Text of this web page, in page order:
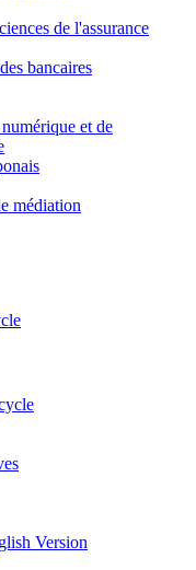
de l'assurance
bancaires
et de
médiation
Version